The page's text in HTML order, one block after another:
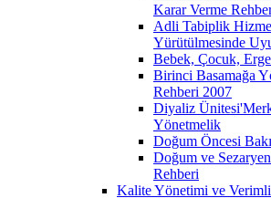
Karar Verme
Adli Tabiplik
Yürütülmesinde
Bebek, Çocuk,
Birinci Basamağa
Rehberi 2007
Diyaliz
Yönetmelik
Doğum Öncesi
Doğum ve
Rehberi
Kalite Yönetimi ve